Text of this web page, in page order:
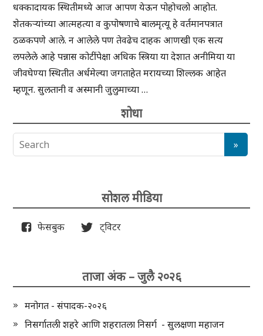
धक्कादायक स्थितीमध्ये आज आपण येऊन पोहोचलो आहोत.
शेतकऱ्यांच्या आत्महत्या व कुपोषणाचे बालमृत्यू हे वर्तमानपत्रात
ठळकपणे आले. न आलेले पण तेवढेच दाहक आणखी एक सत्य
लपलेले आहे पन्नास कोटींपेक्षा अधिक स्त्रिया या देशात अनीमिया या
जीवघेण्या स्थितीत अर्धमेल्या जगताहेत मरायच्या शिल्लक आहेत
म्हणून. सुलतानी व अस्मानी जुलुमाच्या …
शोधा
सोशल मीडिया
फेसबुक ट्विटर
ताजा अंक – जुलै २०२६
मनोगत - संपादक-२०२६
निसर्गातली शहरे आणि शहरातला निसर्ग - सुलक्षणा महाजन